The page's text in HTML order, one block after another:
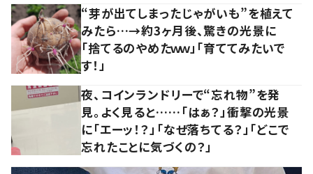
“芽が出てしまったじゃがいも”を植えて
みたら…→約3ヶ月後、驚きの光景に
「捨てるのやめたｗｗ」「育ててみたいで
す！」
夜、コインランドリーで“忘れ物”を発
見。よく見ると……「はぁ？」衝撃の光景
に「エーッ！？」「なぜ落ちてる？」「どこで
忘れたことに気づくの？」